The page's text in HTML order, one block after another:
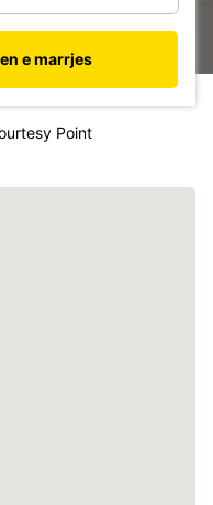
e marrjes
Point